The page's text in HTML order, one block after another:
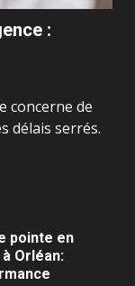
:
concerne de
délais serrés.
pointe en
Orléan: